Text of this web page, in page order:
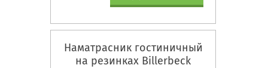
Наматрасник гостиничный
на резинках Billerbeck